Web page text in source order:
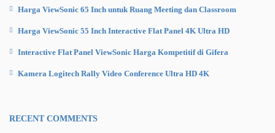
Harga ViewSonic 65 Inch untuk Ruang Meeting dan Classroom
Harga ViewSonic 55 Inch Interactive Flat Panel 4K Ultra HD
Interactive Flat Panel ViewSonic Harga Kompetitif di Gifera
Kamera Logitech Rally Video Conference Ultra HD 4K
RECENT COMMENTS